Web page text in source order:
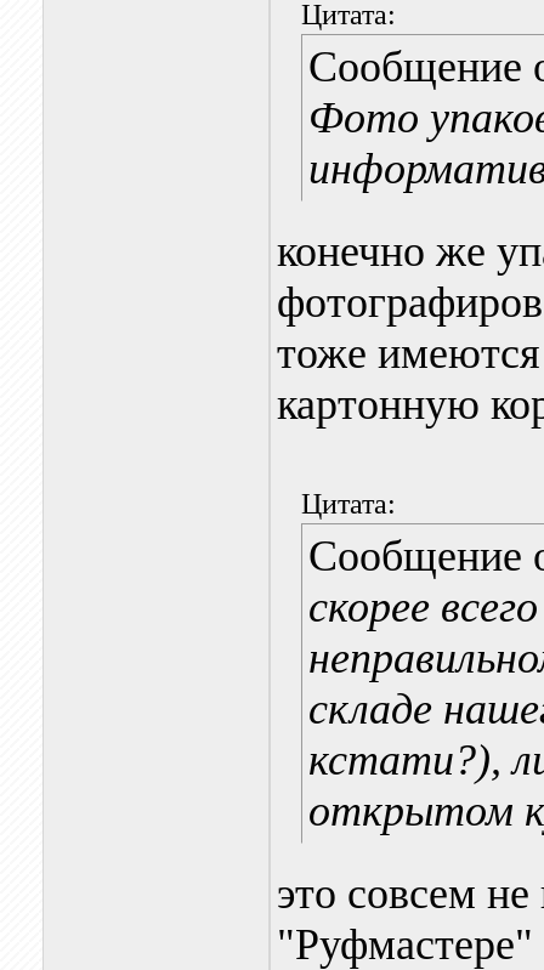
Цитата:
Сообщение
Фото
конечно же
тоже
картонную
Цитата:
Сообщение
скорее
складе
кстати?),
открытом
это совсем
"Руфмастере"